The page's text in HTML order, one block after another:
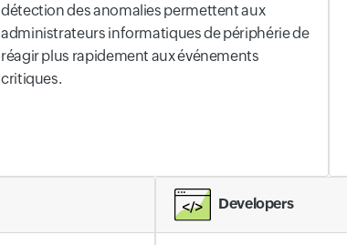
détection des anomalies permettent aux
administrateurs informatiques de périphérie de
réagir plus rapidement aux événements
critiques.
Developers